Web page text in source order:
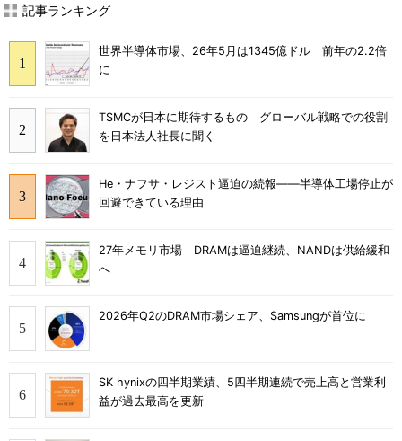
記事ランキング
世界半導体市場、26年5月は1345億ドル 前年の2.2倍
に
TSMCが日本に期待するもの グローバル戦略での役割
を日本法人社長に聞く
He・ナフサ・レジスト逼迫の続報――半導体工場停止が
回避できている理由
27年メモリ市場 DRAMは逼迫継続、NANDは供給緩和
へ
2026年Q2のDRAM市場シェア、Samsungが首位に
SK hynixの四半期業績、5四半期連続で売上高と営業利
益が過去最高を更新